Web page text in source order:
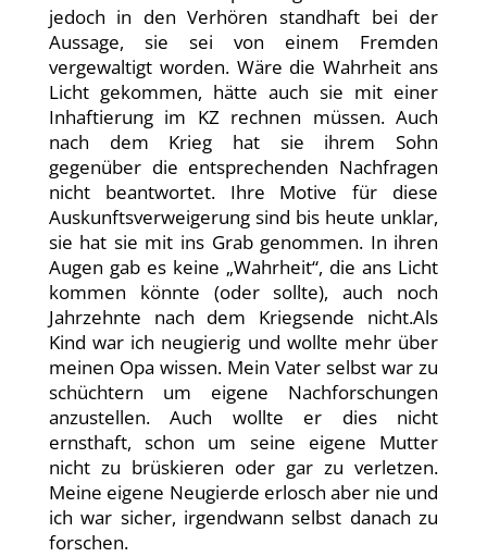
jedoch in den Verhören standhaft bei der
Aussage, sie sei von einem Fremden
vergewaltigt worden. Wäre die Wahrheit ans
Licht gekommen, hätte auch sie mit einer
Inhaftierung im KZ rechnen müssen. Auch
nach dem Krieg hat sie ihrem Sohn
gegenüber die entsprechenden Nachfragen
nicht beantwortet. Ihre Motive für diese
Auskunftsverweigerung sind bis heute unklar,
sie hat sie mit ins Grab genommen. In ihren
Augen gab es keine „Wahrheit“, die ans Licht
kommen könnte (oder sollte), auch noch
Jahrzehnte nach dem Kriegsende nicht.Als
Kind war ich neugierig und wollte mehr über
meinen Opa wissen. Mein Vater selbst war zu
schüchtern um eigene Nachforschungen
anzustellen. Auch wollte er dies nicht
ernsthaft, schon um seine eigene Mutter
nicht zu brüskieren oder gar zu verletzen.
Meine eigene Neugierde erlosch aber nie und
ich war sicher, irgendwann selbst danach zu
forschen.